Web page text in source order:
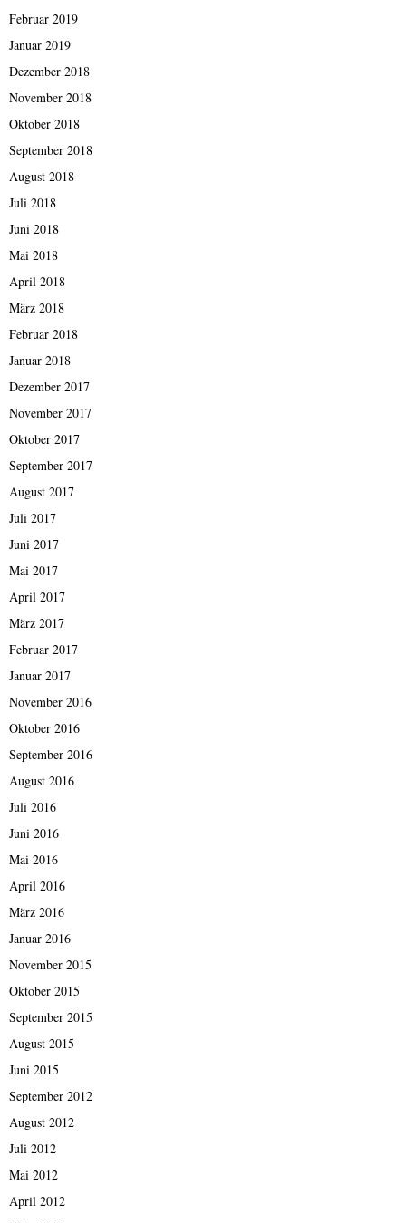
Februar 2019
Januar 2019
Dezember 2018
November 2018
Oktober 2018
September 2018
August 2018
Juli 2018
Juni 2018
Mai 2018
April 2018
März 2018
Februar 2018
Januar 2018
Dezember 2017
November 2017
Oktober 2017
September 2017
August 2017
Juli 2017
Juni 2017
Mai 2017
April 2017
März 2017
Februar 2017
Januar 2017
November 2016
Oktober 2016
September 2016
August 2016
Juli 2016
Juni 2016
Mai 2016
April 2016
März 2016
Januar 2016
November 2015
Oktober 2015
September 2015
August 2015
Juni 2015
September 2012
August 2012
Juli 2012
Mai 2012
April 2012